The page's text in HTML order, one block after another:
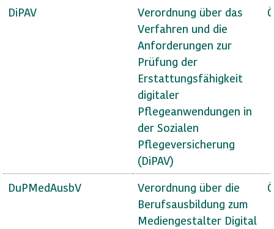
DiPAV
Verordnung über das
Verfahren und die
Anforderungen zur
Prüfung der
Erstattungsfähigkeit
digitaler
Pflegeanwendungen in
der Sozialen
Pflegeversicherung
(DiPAV)
DuPMedAusbV
Verordnung über die
Berufsausbildung zum
Mediengestalter Digital